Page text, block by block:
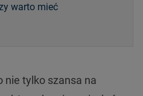
warto mieć
nie tylko szansa na